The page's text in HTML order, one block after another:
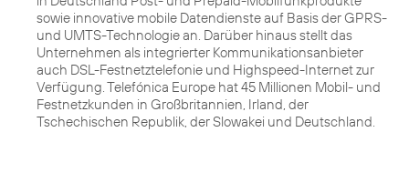
sowie innovative mobile Datendienste auf Basis der GPRS-
und UMTS-Technologie an. Darüber hinaus stellt das
Unternehmen als integrierter Kommunikationsanbieter
auch DSL-Festnetztelefonie und Highspeed-Internet zur
Verfügung. Telefónica Europe hat 45 Millionen Mobil- und
Festnetzkunden in Großbritannien, Irland, der
Tschechischen Republik, der Slowakei und Deutschland.